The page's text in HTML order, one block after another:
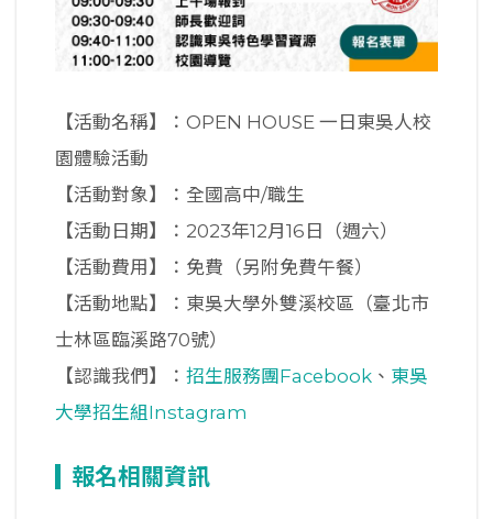
【活動名稱】：OPEN HOUSE 一日東吳人校
園體驗活動
【活動對象】：全國高中/職生
【活動日期】：2023年12月16日（週六）
【活動費用】：免費（另附免費午餐）
【活動地點】：東吳大學外雙溪校區（臺北市
士林區臨溪路70號）
【認識我們】： 招生服務團Facebook 、 東吳
大學招生組Instagram
報名相關資訊